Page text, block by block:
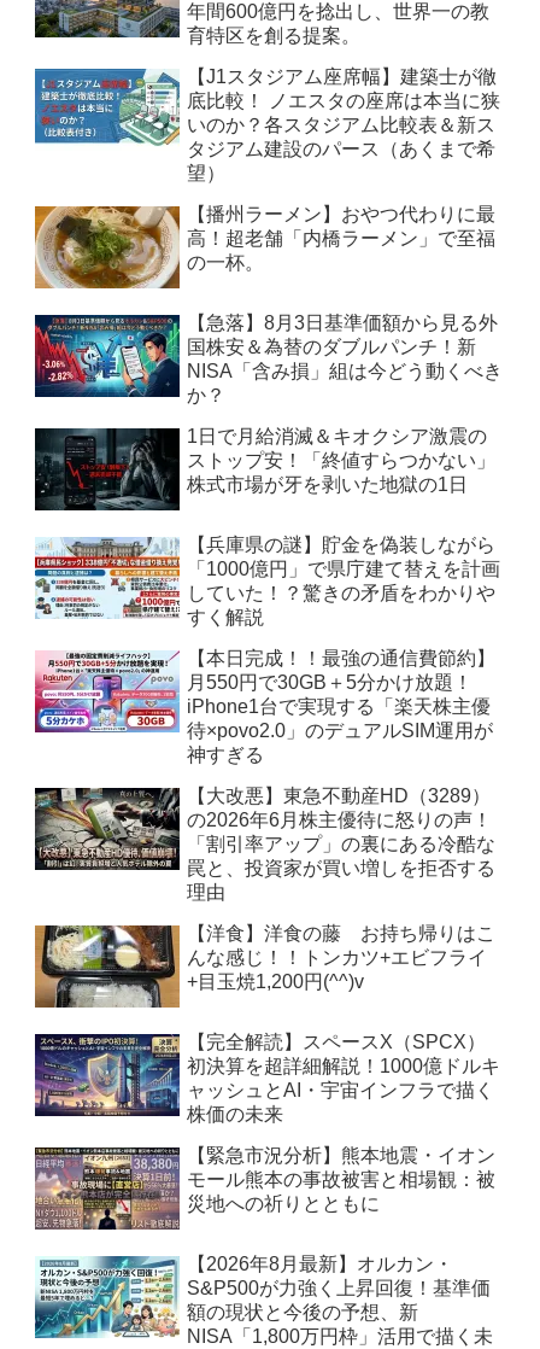
年間600億円を捻出し、世界一の教
育特区を創る提案。
【J1スタジアム座席幅】建築士が徹
底比較！ ノエスタの座席は本当に狭
いのか？各スタジアム比較表＆新ス
タジアム建設のパース（あくまで希
望）
【播州ラーメン】おやつ代わりに最
高！超老舗「内橋ラーメン」で至福
の一杯。
【急落】8月3日基準価額から見る外
国株安＆為替のダブルパンチ！新
NISA「含み損」組は今どう動くべき
か？
1日で月給消滅＆キオクシア激震の
ストップ安！「終値すらつかない」
株式市場が牙を剥いた地獄の1日
【兵庫県の謎】貯金を偽装しながら
「1000億円」で県庁建て替えを計画
していた！？驚きの矛盾をわかりや
すく解説
【本日完成！！最強の通信費節約】
月550円で30GB＋5分かけ放題！
iPhone1台で実現する「楽天株主優
待×povo2.0」のデュアルSIM運用が
神すぎる
【大改悪】東急不動産HD（3289）
の2026年6月株主優待に怒りの声！
「割引率アップ」の裏にある冷酷な
罠と、投資家が買い増しを拒否する
理由
【洋食】洋食の藤 お持ち帰りはこ
んな感じ！！トンカツ+エビフライ
+目玉焼1,200円(^^)v
【完全解読】スペースX（SPCX）
初決算を超詳細解説！1000億ドルキ
ャッシュとAI・宇宙インフラで描く
株価の未来
【緊急市況分析】熊本地震・イオン
モール熊本の事故被害と相場観：被
災地への祈りとともに
【2026年8月最新】オルカン・
S&P500が力強く上昇回復！基準価
額の現状と今後の予想、新
NISA「1,800万円枠」活用で描く未